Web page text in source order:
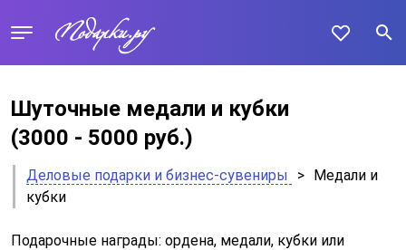
Шуточные медали и кубки
(3000 - 5000 руб.)
Деловые подарки и бизнес-сувениры > Медали и
кубки
Подарочные награды: ордена, медали, кубки или